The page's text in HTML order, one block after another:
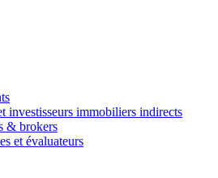
investisseurs immobiliers indirects
& brokers
et évaluateurs